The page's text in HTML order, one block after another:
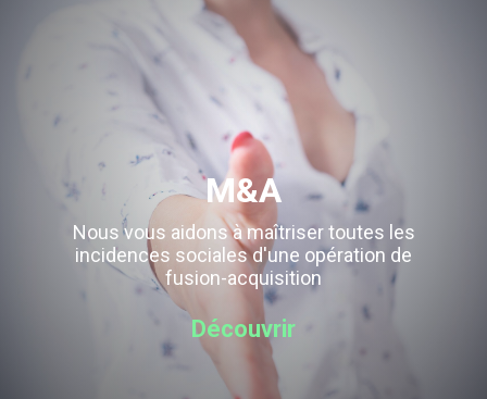
M&A
Nous vous aidons à maîtriser toutes les
incidences sociales d'une opération de
fusion-acquisition
Découvrir